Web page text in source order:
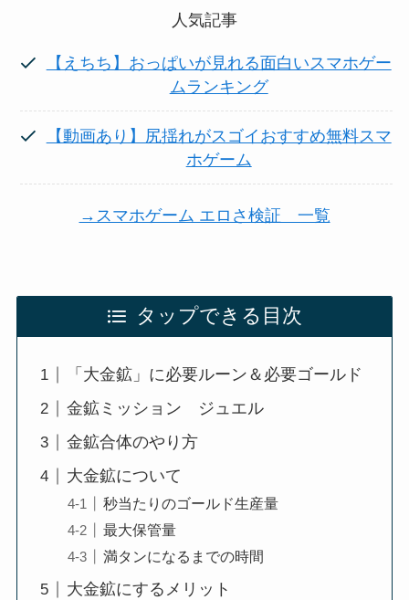
人気記事
【えちち】おっぱいが見れる面白いスマホゲー
ムランキング
【動画あり】尻揺れがスゴイおすすめ無料スマ
ホゲーム
→スマホゲーム エロさ検証 一覧
タップできる目次
「大金鉱」に必要ルーン＆必要ゴールド
金鉱ミッション ジュエル
金鉱合体のやり方
大金鉱について
秒当たりのゴールド生産量
最大保管量
満タンになるまでの時間
大金鉱にするメリット